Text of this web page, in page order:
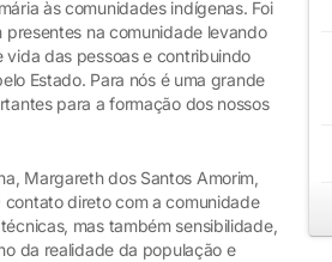
às comunidades indígenas. Foi
presentes na comunidade levando
das pessoas e contribuindo
Estado. Para nós é uma grande
para a formação dos nossos
Margareth dos Santos Amorim,
direto com a comunidade
mas também sensibilidade,
da realidade da população e